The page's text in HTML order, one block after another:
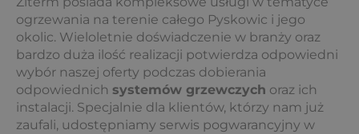
ogrzewania na terenie całego Pyskowic i jego
okolic. Wieloletnie doświadczenie w branży oraz
bardzo duża ilość realizacji potwierdza odpowiedni
wybór naszej oferty podczas dobierania
odpowiednich systemów grzewczych oraz ich
instalacji. Specjalnie dla klientów, którzy nam już
zaufali, udostępniamy serwis pogwarancyjny w